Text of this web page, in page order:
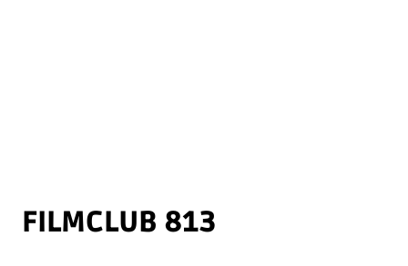
FILMCLUB 813